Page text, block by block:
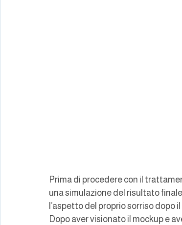
Prima di procedere con il
una simulazione del risultato
l’aspetto del proprio sorriso dopo
Dopo aver visionato il mockup e